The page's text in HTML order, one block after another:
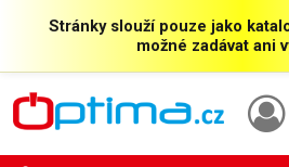
Stránky slouží pouze jako
možné zadávat ani